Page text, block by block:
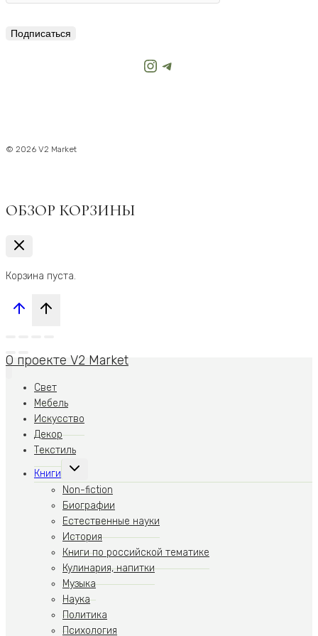
Подписаться
Instagram
Telegram
© 2026 V2 Market
ОБЗОР КОРЗИНЫ
Корзина пуста.
О проекте V2 Market
Свет
Мебель
Искусство
Декор
Текстиль
Книги
Переключить
меню
Non-fiction
Биографии
Естественные науки
История
Книги по российской тематике
Кулинария, напитки
Музыка
Наука
Политика
Психология